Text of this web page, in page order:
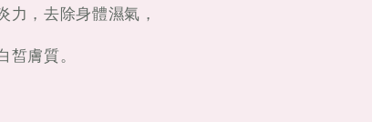
力，去除身體濕氣，
皙膚質。